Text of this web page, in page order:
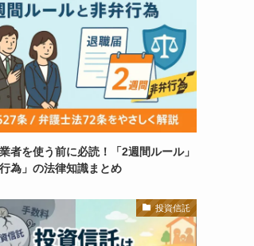
者を使う前に必読！「2週間ルール」
為」の法律知識まとめ
投資信託